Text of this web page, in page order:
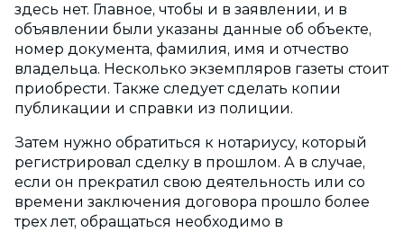
здесь нет. Главное, чтобы и в заявлении, и в
объявлении были указаны данные об объекте,
номер документа, фамилия, имя и отчество
владельца. Несколько экземпляров газеты стоит
приобрести. Также следует сделать копии
публикации и справки из полиции.
Затем нужно обратиться к нотариусу, который
регистрировал сделку в прошлом. А в случае,
если он прекратил свою деятельность или со
времени заключения договора прошло более
трех лет, обращаться необходимо в